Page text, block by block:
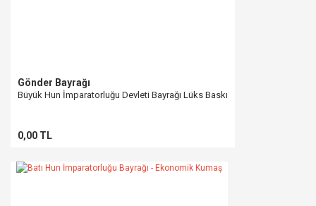
Gönder Bayrağı
Büyük Hun İmparatorluğu Devleti Bayrağı Lüks Baskı
0,00 TL